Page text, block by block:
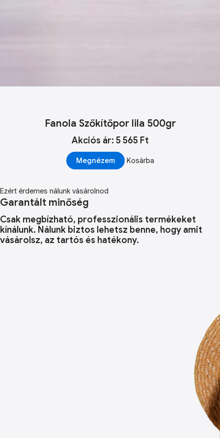
Fanola Szőkítőpor lila 500gr
Akciós ár: 5 565 Ft
Megnézem Kosárba
Ezért érdemes nálunk vásárolnod
Garantált minőség
Csak megbízható, professzionális termékeket
kínálunk. Nálunk biztos lehetsz benne, hogy amit
vásárolsz, az tartós és hatékony.